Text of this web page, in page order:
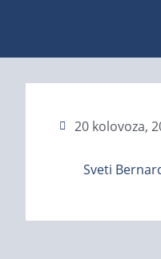
20 kolovoza,
Sveti